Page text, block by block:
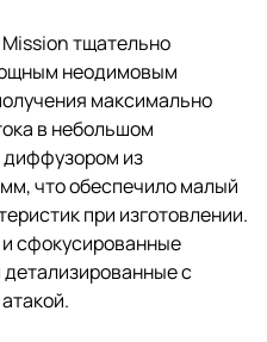
тщательно
неодимовым
максимально
в небольшом
диффузором из
что обеспечило малый
при изготовлении.
сфокусированные
детализированные с